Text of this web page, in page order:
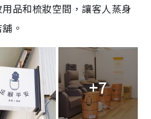
品和梳妝空間，讓客人蒸身
。
+7